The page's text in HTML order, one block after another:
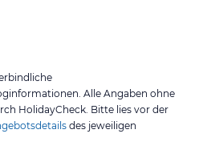
Alle Angaben ohne
HolidayCheck. Bitte lies vor der
des jeweiligen